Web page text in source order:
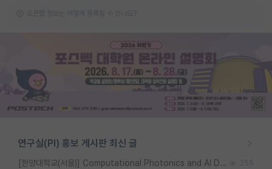
오픈랩 정보는 어떻게 등록할 수 있나요?
연구실(PI) 홍보 게시판 최신 글
[한양대학교(서울)] Computational Photonics and AI Design Lab 대학원생 모집 255